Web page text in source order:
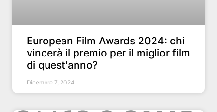
European Film Awards 2024: chi
vincerà il premio per il miglior film
di quest'anno?
Dicembre 7, 2024